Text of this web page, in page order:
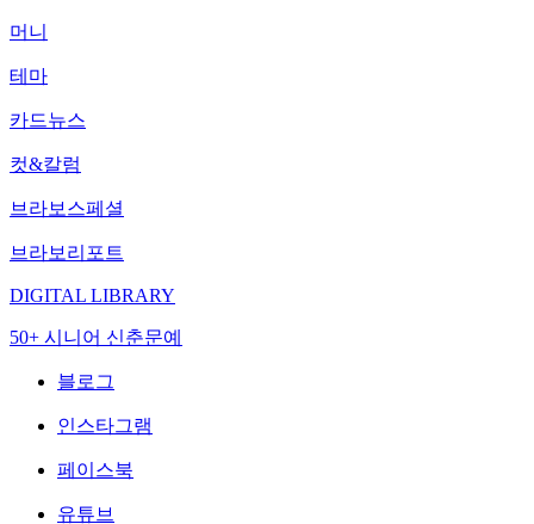
머니
테마
카드뉴스
컷&칼럼
브라보스페셜
브라보리포트
DIGITAL LIBRARY
50+ 시니어 신춘문예
블로그
인스타그램
페이스북
유튜브